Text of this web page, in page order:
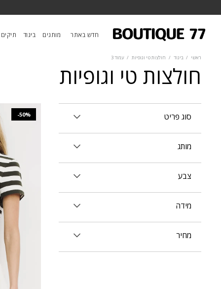
חדש באתר מותגים ביגוד תיקים
ראשי / ביגוד / חולצות טי וגופיות / עמוד 3
חולצות טי וגופיות
סוג פריט
מותג
צבע
מידה
מחיר
-50%